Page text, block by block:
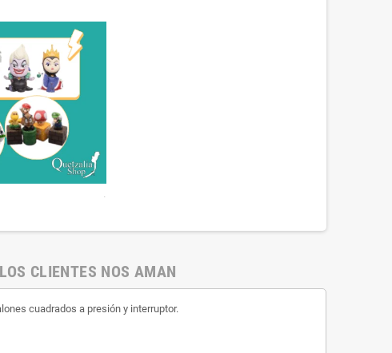
.
LOS CLIENTES NOS AMAN
cuadrados a presión y interruptor.